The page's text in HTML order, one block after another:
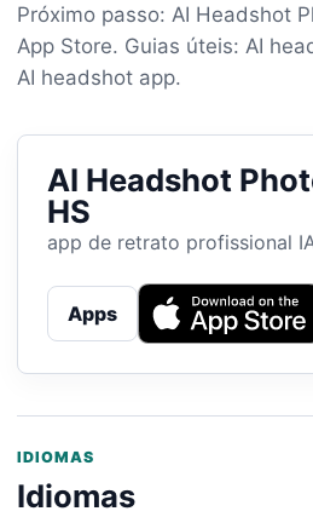
Próximo passo: AI Headshot
App Store. Guias úteis: AI
AI headshot app.
AI Headshot
HS
app de retrato profissional
Apps
IDIOMAS
Idiomas